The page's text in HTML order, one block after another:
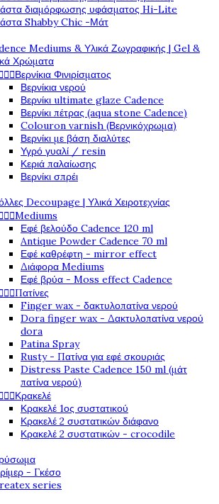
διαμόρφωσης υφάσματος Hi-Lite
Shabby Chic -Μάτ
Mediums & Υλικά Ζωγραφικής | Gel &
Χρώματα
Βερνίκια Φινιρίσματος
Βερνίκια νερού
Βερνίκι ultimate glaze Cadence
Βερνίκι πέτρας (aqua stone Cadence)
Colouron varnish (Βερνικόχρωμα)
Βερνίκι με βάση διαλύτες
Υγρό γυαλί / resin
Κεριά παλαίωσης
Βερνίκι σπρέι
Decoupage | Υλικά Χειροτεχνίας
Mediums
Εφέ βελούδο Cadence 120 ml
Antique Powder Cadence 70 ml
Εφέ καθρέφτη - mirror effect
Διάφορα Mediums
Εφέ βρύα - Moss effect Cadence
Πατίνες
Finger wax - δακτυλοπατίνα νερού
Dora finger wax - Δακτυλοπατίνα νερού
dora
Patina Spray
Rusty - Πατίνα για εφέ σκουριάς
Distress Paste Cadence 150 ml (μάτ
πατίνα νερού)
Κρακελέ
Κρακελέ 1ος συστατικού
Κρακελέ 2 συστατικών διάφανο
Κρακελέ 2 συστατικών - crocodile
- Γκέσο
series